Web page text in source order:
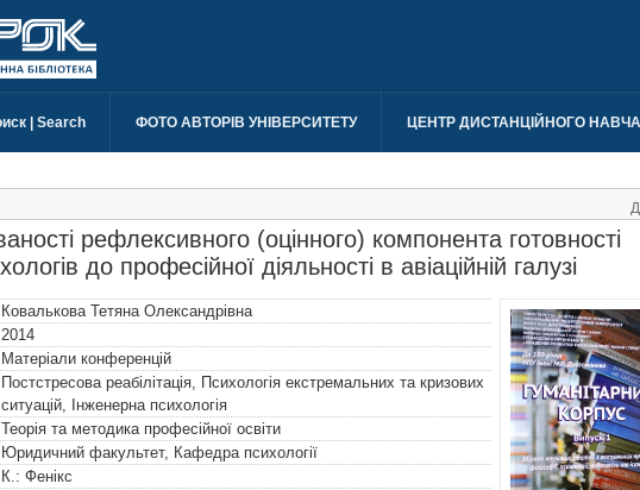
| Search ФОТО АВТОРІВ УНІВЕРСИТЕТУ ЦЕНТР ДИСТАНЦІЙНОГО
рефлексивного (оцінного) компонента готовності
до професійної діяльності в авіаційній галузі
Ковалькова Тетяна Олександрівна
2014
Матеріали конференцій
Постстресова реабілітація, Психологія екстремальних та кризових
ситуацій, Інженерна психологія
Теорія та методика професійної освіти
Юридичний факультет, Кафедра психології
К.: Фенікс